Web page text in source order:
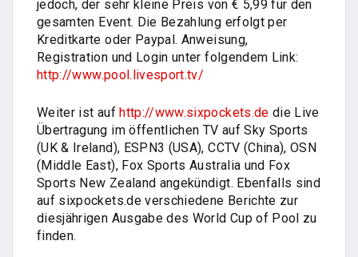
jedoch, der sehr kleine Preis von € 5,99 für den
gesamten Event. Die Bezahlung erfolgt per
Kreditkarte oder Paypal. Anweisung,
Registration und Login unter folgendem Link:
http://www.pool.livesport.tv/
Weiter ist aufhttp://www.sixpockets.de die Live
Übertragung im öffentlichen TV auf Sky Sports
(UK & Ireland), ESPN3 (USA), CCTV (China), OSN
(Middle East), Fox Sports Australia und Fox
Sports New Zealand angekündigt. Ebenfalls sind
auf sixpockets.de verschiedene Berichte zur
diesjährigen Ausgabe des World Cup of Pool zu
finden.